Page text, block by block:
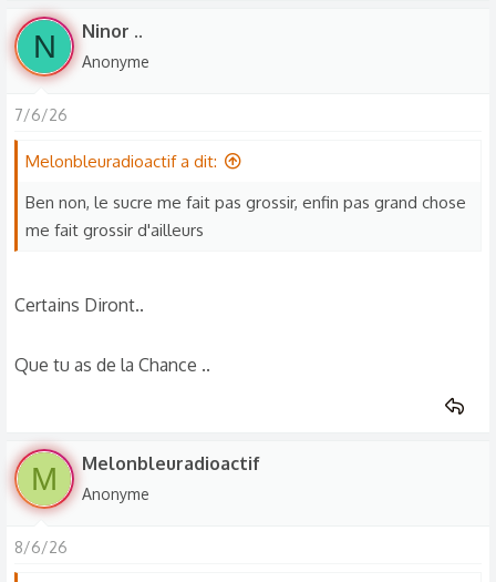
s
r
é
c
o
n
N Ninor ..
Anonyme
7/6/26
Melonbleuradioactif a dit:
Ben non, le sucre me fait pas grossir, enfin pas grand chose
me fait grossir d'ailleurs
Certains Diront..
Que tu as de la Chance ..
M Melonbleuradioactif
Anonyme
8/6/26